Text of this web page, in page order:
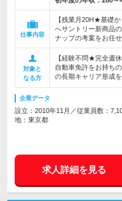
仕事内容
【残業月20H★基礎
へサントリー新商品
ナップの考案をお任せ
対象と
なる方
【経験不問★完全週
自動車免許をお持ち
の長期キャリア形成
企業データ
設立：2010年11月／従業員数：
地：東京都
求人詳細を見る